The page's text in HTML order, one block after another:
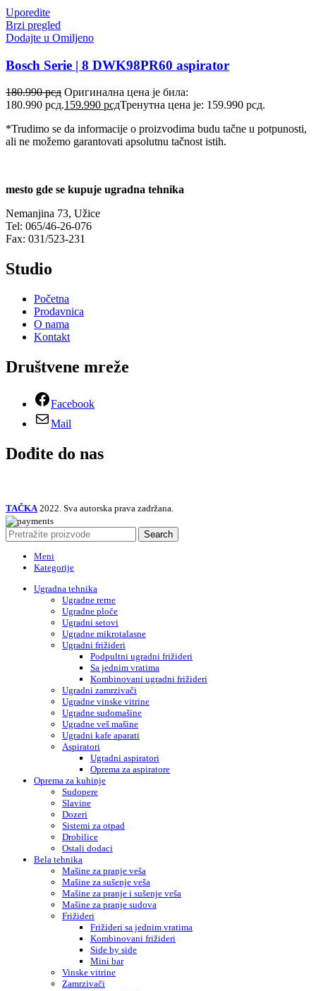
Uporedite
Brzi pregled
Dodajte u Omiljeno
Bosch Serie | 8 DWK98PR60 aspirator
180.990рсд Оригинална цена је била:
180.990 рсд.159.990 рсдТренутна цена је: 159.990 рсд.
*Trudimo se da informacije o proizvodima budu tačne u potpunosti,
ali ne možemo garantovati apsolutnu tačnost istih.
mesto gde se kupuje ugradna tehnika
Nemanjina 73, Užice
Tel: 065/46-26-076
Fax: 031/523-231
Studio
Početna
Prodavnica
O nama
Kontakt
Društvene mreže
Facebook
Mail
Dođite do nas
TAČKA 2022. Sva autorska prava zadržana.
Search
Meni
Kategorije
Ugradna tehnika
Ugradne rerne
Ugradne ploče
Ugradni setovi
Ugradne mikrotalasne
Ugradni frižideri
Podpultni ugradni frižideri
Sa jednim vratima
Kombinovani ugradni frižideri
Ugradni zamrzivači
Ugradne vinske vitrine
Ugradne sudomašine
Ugradne veš mašine
Ugradni kafe aparati
Aspiratori
Ugradni aspiratori
Oprema za aspiratore
Oprema za kuhinje
Sudopere
Slavine
Dozeri
Sistemi za otpad
Drobilice
Ostali dodaci
Bela tehnika
Mašine za pranje veša
Mašine za sušenje veša
Mašine za pranje i sušenje veša
Mašine za pranje sudova
Frižideri
Frižideri sa jednim vratima
Kombinovani frižideri
Side by side
Mini bar
Vinske vitrine
Zamrzivači